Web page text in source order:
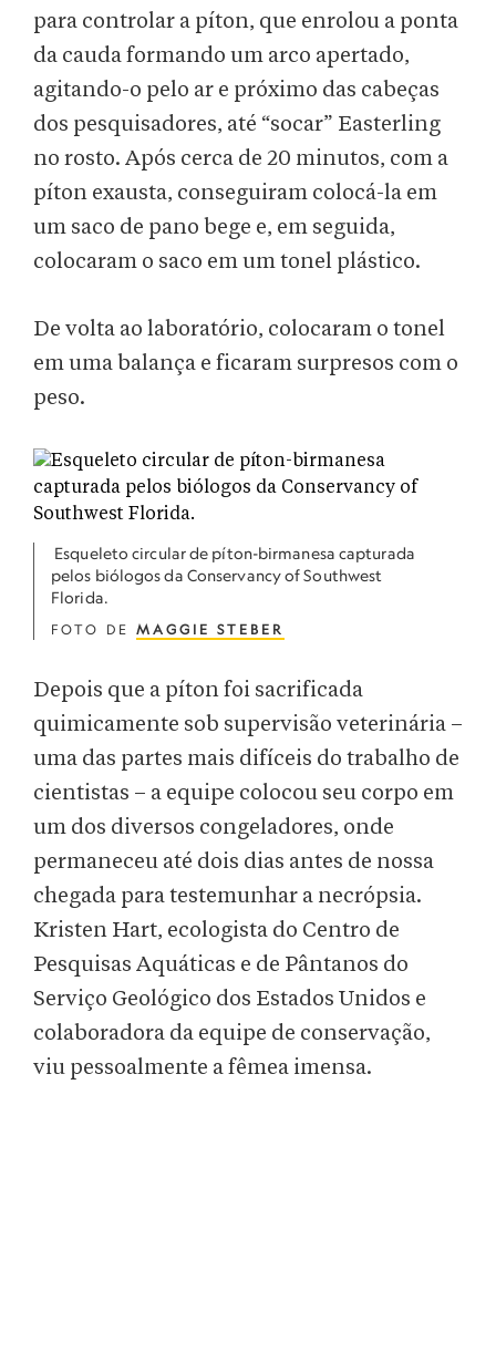
para controlar a píton, que enrolou a ponta
da cauda formando um arco apertado,
agitando-o pelo ar e próximo das cabeças
dos pesquisadores, até “socar” Easterling
no rosto. Após cerca de 20 minutos, com a
píton exausta, conseguiram colocá-la em
um saco de pano bege e, em seguida,
colocaram o saco em um tonel plástico.
De volta ao laboratório, colocaram o tonel
em uma balança e ficaram surpresos com o
peso.
Esqueleto circular de píton-birmanesa capturada
pelos biólogos da Conservancy of Southwest
Florida.
FOTO DE MAGGIE STEBER
Depois que a píton foi sacrificada
quimicamente sob supervisão veterinária –
uma das partes mais difíceis do trabalho de
cientistas – a equipe colocou seu corpo em
um dos diversos congeladores, onde
permaneceu até dois dias antes de nossa
chegada para testemunhar a necrópsia.
Kristen Hart, ecologista do Centro de
Pesquisas Aquáticas e de Pântanos do
Serviço Geológico dos Estados Unidos e
colaboradora da equipe de conservação,
viu pessoalmente a fêmea imensa.